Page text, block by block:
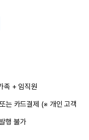
족 + 임직원
는 카드결제 (※ 개인 고객
행 불가